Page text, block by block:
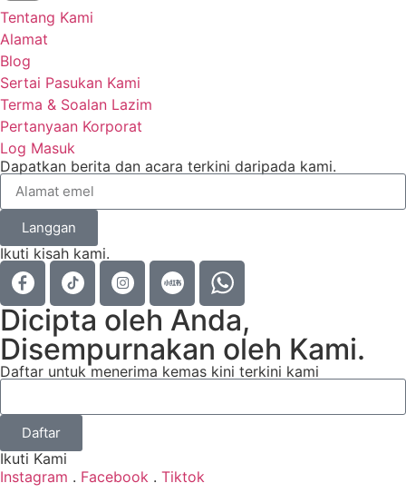
Tentang Kami
Alamat
Blog
Sertai Pasukan Kami
Terma & Soalan Lazim
Pertanyaan Korporat
Log Masuk
Dapatkan berita dan acara terkini daripada kami.
Langgan
Ikuti kisah kami.
Dicipta oleh Anda,
Disempurnakan oleh Kami.
Daftar untuk menerima kemas kini terkini kami
Daftar
Ikuti Kami
Instagram . Facebook . Tiktok